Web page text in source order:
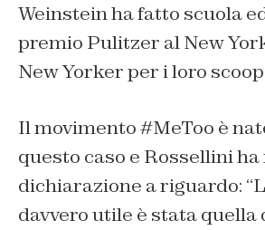
Weinstein ha fatto scuola
premio Pulitzer al New
New Yorker per i loro
Il movimento #MeToo è
questo caso e Rossellini
dichiarazione a riguardo: “
davvero utile è stata quella